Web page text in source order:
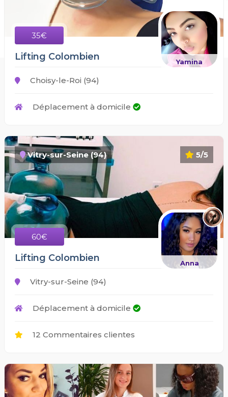
35€
Yamina
Lifting Colombien
Choisy-le-Roi (94)
Déplacement à domicile
5/5
Vitry-sur-Seine (94)
60€
Anna
Lifting Colombien
Vitry-sur-Seine (94)
Déplacement à domicile
12 Commentaires clientes